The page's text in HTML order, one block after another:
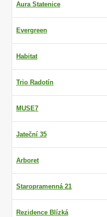
Aura Statenice
Evergreen
Habitat
Trio Radotín
MUSE7
Jateční 35
Arboret
Staropramenná 21
Rezidence Blízká